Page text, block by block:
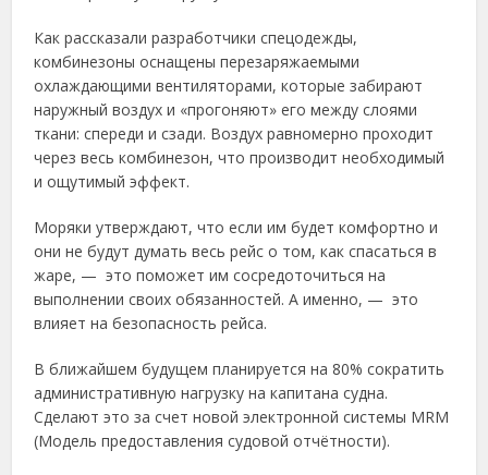
Как рассказали разработчики спецодежды,
комбинезоны оснащены перезаряжаемыми
охлаждающими вентиляторами, которые забирают
наружный воздух и «прогоняют» его между слоями
ткани: спереди и сзади. Воздух равномерно проходит
через весь комбинезон, что производит необходимый
и ощутимый эффект.
Моряки утверждают, что если им будет комфортно и
они не будут думать весь рейс о том, как спасаться в
жаре, — это поможет им сосредоточиться на
выполнении своих обязанностей. А именно, — это
влияет на безопасность рейса.
В ближайшем будущем планируется на 80% сократить
административную нагрузку на капитана судна.
Сделают это за счет новой электронной системы MRM
(Модель предоставления судовой отчётности).